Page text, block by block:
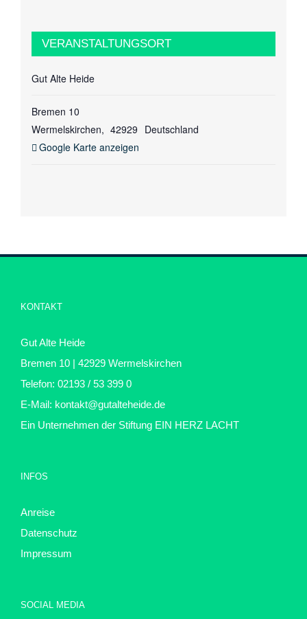
VERANSTALTUNGSORT
Gut Alte Heide
Bremen 10
Wermelskirchen, 42929 Deutschland
Google Karte anzeigen
KONTAKT
Gut Alte Heide
Bremen 10 | 42929 Wermelskirchen
Telefon: 02193 / 53 399 0
E-Mail: kontakt@gutalteheide.de
Ein Unternehmen der Stiftung EIN HERZ LACHT
INFOS
Anreise
Datenschutz
Impressum
SOCIAL MEDIA